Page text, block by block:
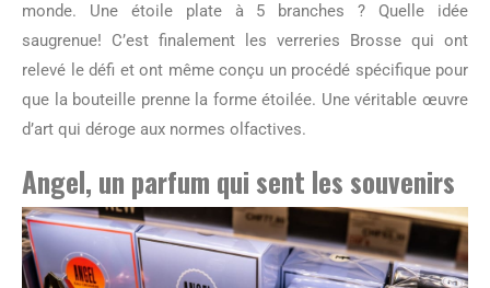
monde. Une étoile plate à 5 branches ? Quelle idée
saugrenue! C’est finalement les verreries Brosse qui ont
relevé le défi et ont même conçu un procédé spécifique pour
que la bouteille prenne la forme étoilée. Une véritable œuvre
d’art qui déroge aux normes olfactives.
Angel, un parfum qui sent les souvenirs